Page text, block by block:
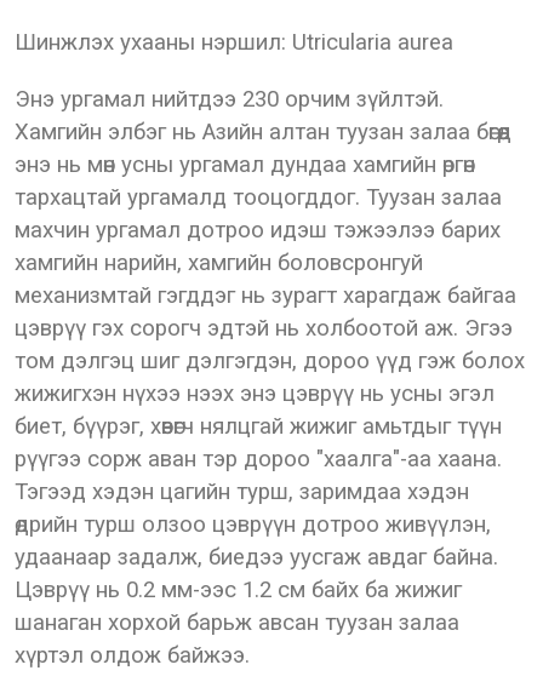
Шинжлэх ухааны нэршил: Utricularia aurea
Энэ ургамал нийтдээ 230 орчим зүйлтэй.
Хамгийн элбэг нь Азийн алтан туузан залаа бөгөөд
энэ нь мөн усны ургамал дундаа хамгийн өргөн
тархацтай ургамалд тооцогддог. Туузан залаа
махчин ургамал дотроо идэш тэжээлээ барих
хамгийн нарийн, хамгийн боловсронгуй
механизмтай гэгддэг нь зурагт харагдаж байгаа
цэврүү гэх сорогч эдтэй нь холбоотой аж. Эгээ
том дэлгэц шиг дэлгэгдэн, дороо үүд гэж болох
жижигхэн нүхээ нээх энэ цэврүү нь усны эгэл
биет, бүүрэг, хөвөгч нялцгай жижиг амьтдыг түүн
рүүгээ сорж аван тэр дороо "хаалга"-аа хаана.
Тэгээд хэдэн цагийн турш, заримдаа хэдэн
өдрийн турш олзоо цэврүүн дотроо живүүлэн,
удаанаар задалж, биедээ уусгаж авдаг байна.
Цэврүү нь 0.2 мм-ээс 1.2 см байх ба жижиг
шанаган хорхой барьж авсан туузан залаа
хүртэл олдож байжээ.